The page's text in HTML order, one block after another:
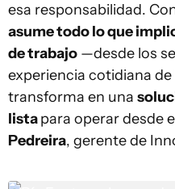
esa responsabilidad.
asume todo lo que
de trabajo —desde los
experiencia cotidiana
transforma en una
listapara operar desde
Pedreira, gerente de